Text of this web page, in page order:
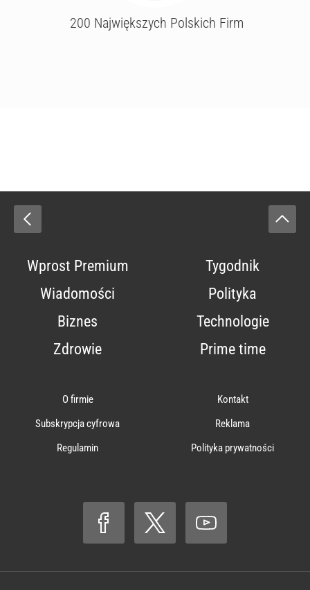
200 Największych Polskich Firm
Wprost Premium
Tygodnik
Wiadomości
Polityka
Biznes
Technologie
Zdrowie
Prime time
O firmie
Kontakt
Subskrypcja cyfrowa
Reklama
Regulamin
Polityka prywatności